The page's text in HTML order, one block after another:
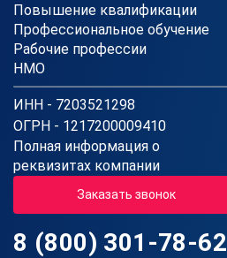
Повышение квалификации
Профессиональное обучение
Рабочие профессии
НМО
ИНН - 7203521298
ОГРН - 1217200009410
Полная информация о
реквизитах компании
Заказать звонок
8 (800) 301-78-62